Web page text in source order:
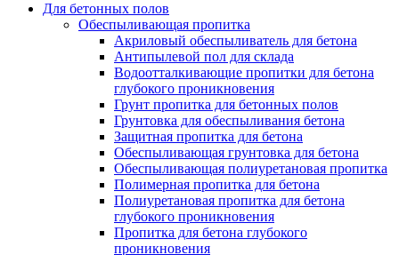
Для бетонных полов
Обеспыливающая пропитка
Акриловый обеспыливатель для бетона
Антипылевой пол для склада
Водоотталкивающие пропитки для бетона
глубокого проникновения
Грунт пропитка для бетонных полов
Грунтовка для обеспыливания бетона
Защитная пропитка для бетона
Обеспыливающая грунтовка для бетона
Обеспыливающая полиуретановая пропитка
Полимерная пропитка для бетона
Полиуретановая пропитка для бетона
глубокого проникновения
Пропитка для бетона глубокого
проникновения